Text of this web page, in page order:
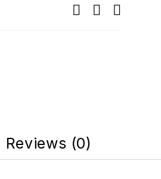
Reviews (0)